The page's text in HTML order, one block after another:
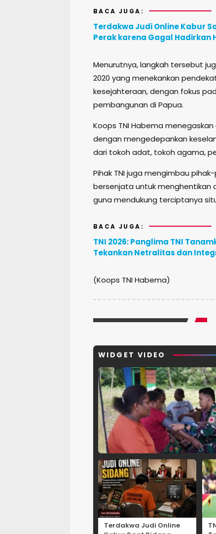
BACA JUGA:
Terdakwa Judi Online Kabur
Perak karena Gagal Hadirkan
Menurutnya, langkah tersebut
2020 yang menekankan
kesejahteraan, dengan fokus
pembangunan di Papua.
Koops TNI Habema
dengan mengedepankan
dari tokoh adat, tokoh agama,
Pihak TNI juga mengimbau
bersenjata untuk menghentikan
guna mendukung terciptanya
BACA JUGA:
TNI 2026: Panglima TNI
Tekankan Netralitas dan
(Koops TNI Habema)
WIDGET VIDEO
Terdakwa Judi Online